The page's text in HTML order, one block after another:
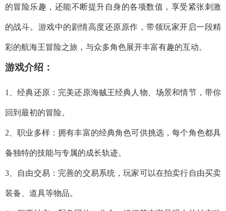
的冒险乐趣，还能不断提升自身的各项数值，享受紧张刺激
的战斗。游戏中的剧情高度还原原作，带领玩家开启一段精
彩的航海王冒险之旅，与众多角色展开丰富有趣的互动。
游戏介绍：
1、经典还原：完美还原海贼王经典人物、场景和情节，带你
回到最初的冒险。
2、职业多样：拥有丰富的经典角色可供挑选，每个角色都具
备独特的技能与专属的成长轨迹。
3、自由交易：完善的交易系统，玩家可以在拍卖行自由买卖
装备、道具等物品。